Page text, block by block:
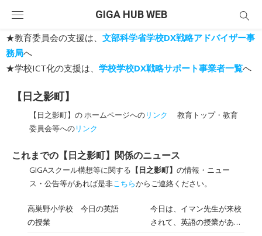
content
GIGA HUB WEB
★教育委員会の支援は、 文部科学省学校DX戦略アドバイザー事
務局へ
★学校ICT化の支援は、 学校学校DX戦略サポート事業者一覧へ
【日之影町】
【日之影町】の ホームページへのリンク
教育トップ・教育
委員会等へのリンク
これまでの【日之影町】関係のニュース
GIGAスクール構想等に関する 【日之影町】 の情報・ニュー
ス・公告等があれば是非こちらからご連絡ください。
高巣野小学校 今日の英語
の授業
今日は、イマン先生が来校
されて、英語の授業があり